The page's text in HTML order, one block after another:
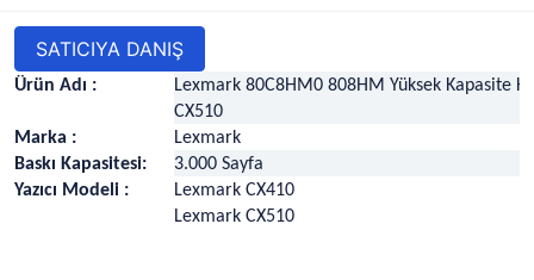
SATICIYA DANIŞ
Ürün Adı :
Lexmark 80C8HM0 808HM Yüksek Kapasite
CX510
Marka :
Lexmark
Baskı Kapasitesi:
3.000 Sayfa
Yazıcı Modeli :
Lexmark CX410
Lexmark CX510